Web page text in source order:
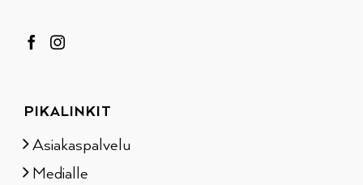
PIKALINKIT
Asiakaspalvelu
Medialle